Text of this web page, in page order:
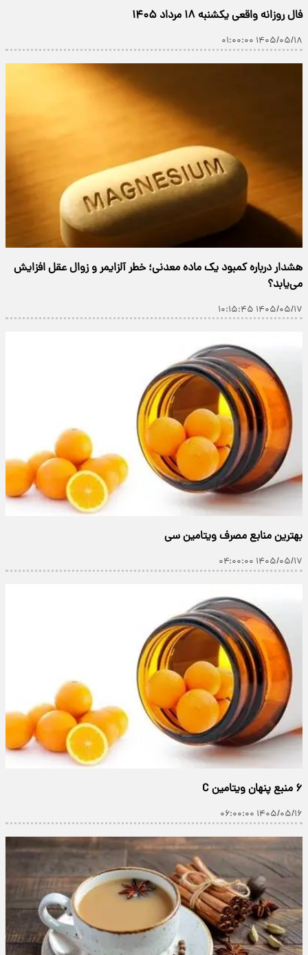
فال روزانه واقعی یکشنبه ۱۸ مرداد ۱۴۰۵
۱۴۰۵/۰۵/۱۸ ۰۱:۰۰:۰۰
هشدار درباره کمبود یک ماده معدنی؛ خطر آلزایمر و زوال عقل افزایش
می‌یابد؟
۱۴۰۵/۰۵/۱۷ ۱۰:۱۵:۴۵
بهترین منابع مصرف ویتامین سی
۱۴۰۵/۰۵/۱۷ ۰۴:۰۰:۰۰
۶ منبع پنهان ویتامین C
۱۴۰۵/۰۵/۱۶ ۰۶:۰۰:۰۰